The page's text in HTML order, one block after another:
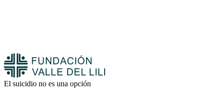
El suicidio no es una opción